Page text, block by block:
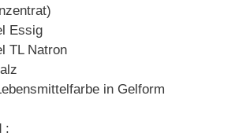
Essig
TL Natron
in Gelform
: